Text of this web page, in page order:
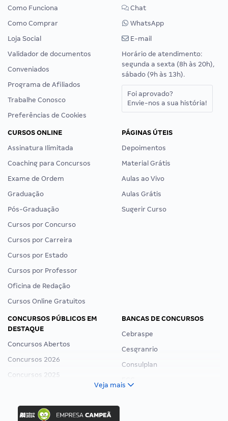
Como Funciona
Como Comprar
Loja Social
Validador de documentos
Conveniados
Programa de Afiliados
Trabalhe Conosco
Preferências de Cookies
Chat
WhatsApp
E-mail
Horário de atendimento:
segunda a sexta (8h às 20h),
sábado (9h às 13h).
Foi aprovado?
Envie-nos a sua história!
CURSOS ONLINE
Assinatura Ilimitada
Coaching para Concursos
Exame de Ordem
Graduação
Pós-Graduação
Cursos por Concurso
Cursos por Carreira
Cursos por Estado
Cursos por Professor
Oficina de Redação
Cursos Online Gratuitos
PÁGINAS ÚTEIS
Depoimentos
Material Grátis
Aulas ao Vivo
Aulas Grátis
Sugerir Curso
CONCURSOS PÚBLICOS EM
DESTAQUE
Concursos Abertos
Concursos 2026
Concursos 2025
Concurso Ibama
BANCAS DE CONCURSOS
Cebraspe
Cesgranrio
Consulplan
Veja mais